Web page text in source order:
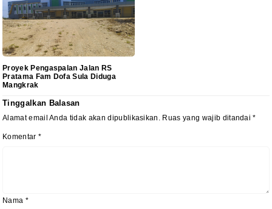
Proyek Pengaspalan Jalan RS
Pratama Fam Dofa Sula Diduga
Mangkrak
Tinggalkan Balasan
Alamat email Anda tidak akan dipublikasikan. Ruas yang wajib ditandai*
Komentar *
Nama *